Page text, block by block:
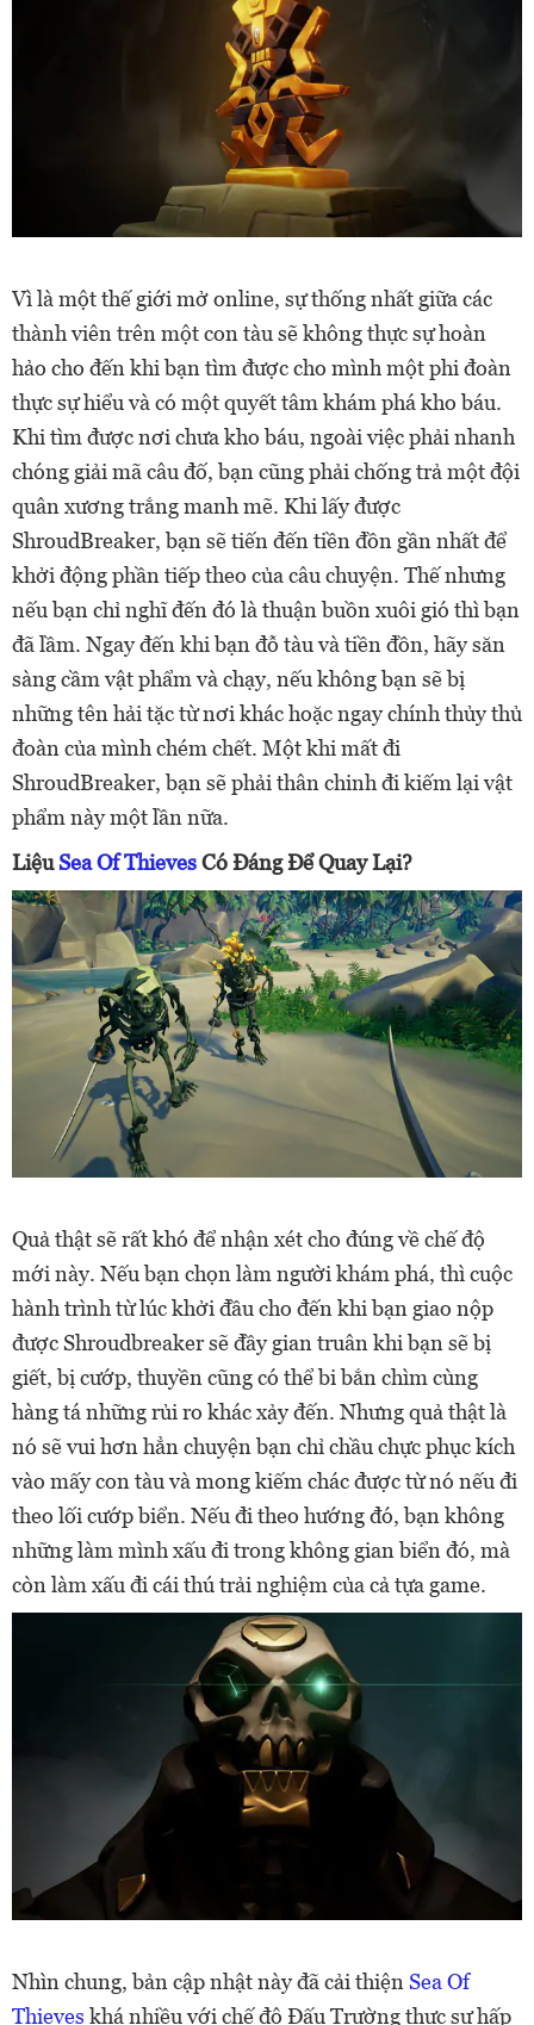
Vì là một thế giới mở online, sự thống nhất giữa các
thành viên trên một con tàu sẽ không thực sự hoàn
hảo cho đến khi bạn tìm được cho mình một phi đoàn
thực sự hiểu và có một quyết tâm khám phá kho báu.
Khi tìm được nơi chưa kho báu, ngoài việc phải nhanh
chóng giải mã câu đố, bạn cũng phải chống trả một đội
quân xương trắng manh mẽ. Khi lấy được
ShroudBreaker, bạn sẽ tiến đến tiền đồn gần nhất để
khởi động phần tiếp theo của câu chuyện. Thế nhưng
nếu bạn chỉ nghĩ đến đó là thuận buồn xuôi gió thì bạn
đã lầm. Ngay đến khi bạn đỗ tàu và tiền đồn, hãy săn
sàng cầm vật phẩm và chạy, nếu không bạn sẽ bị
những tên hải tặc từ nơi khác hoặc ngay chính thủy thủ
đoàn của mình chém chết. Một khi mất đi
ShroudBreaker, bạn sẽ phải thân chinh đi kiếm lại vật
phẩm này một lần nữa.
LiệuSea Of ThievesCó Đáng Để Quay Lại?
Quả thật sẽ rất khó để nhận xét cho đúng về chế độ
mới này. Nếu bạn chọn làm người khám phá, thì cuộc
hành trình từ lúc khởi đầu cho đến khi bạn giao nộp
được Shroudbreaker sẽ đầy gian truân khi bạn sẽ bị
giết, bị cướp, thuyền cũng có thể bi bắn chìm cùng
hàng tá những rủi ro khác xảy đến. Nhưng quả thật là
nó sẽ vui hơn hẳn chuyện bạn chỉ chầu chực phục kích
vào mấy con tàu và mong kiếm chác được từ nó nếu đi
theo lối cướp biển. Nếu đi theo hướng đó, bạn không
những làm mình xấu đi trong không gian biển đó, mà
còn làm xấu đi cái thú trải nghiệm của cả tựa game.
Nhìn chung, bản cập nhật này đã cải thiệnSea Of
Thieves khá nhiều với chế độ Đấu Trường thực sự hấp